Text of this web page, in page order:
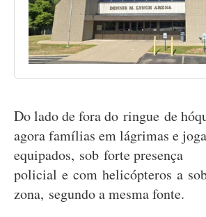
Do lado de fora do ringue de
agora famílias em lágrimas e
equipados, sob forte presença
policial e com helicópteros a
zona, segundo a mesma fonte.